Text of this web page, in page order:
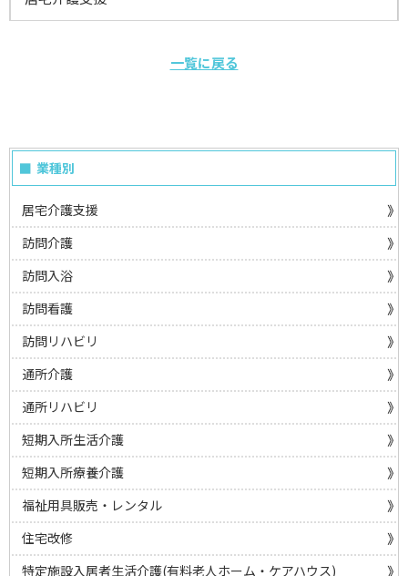
一覧に戻る
業種別
居宅介護支援
訪問介護
訪問入浴
訪問看護
訪問リハビリ
通所介護
通所リハビリ
短期入所生活介護
短期入所療養介護
福祉用具販売・レンタル
住宅改修
特定施設入居者生活介護(有料老人ホーム・ケアハウス)